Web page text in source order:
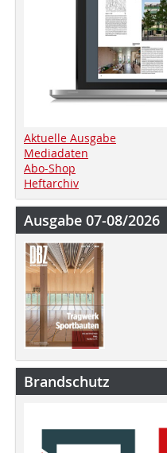
Aktuelle Ausgabe
Mediadaten
Abo-Shop
Heftarchiv
Ausgabe 07-08/2026
Brandschutz